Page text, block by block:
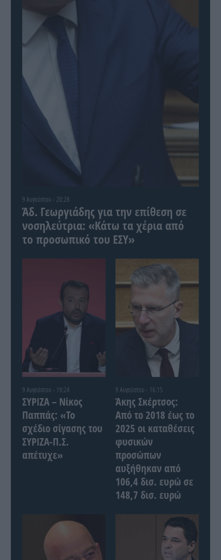
9 Αυγούστου - 20:28
Άδ. Γεωργιάδης για την επίθεση σε
νοσηλεύτρια: «Κάτω τα χέρια από
το προσωπικό του ΕΣΥ»
9 Αυγούστου - 19:24
ΣΥΡΙΖΑ – Νίκος
Παππάς: «Το
σχέδιο σίγασης του
ΣΥΡΙΖΑ-Π.Σ.
απέτυχε»
9 Αυγούστου - 16:15
Άκης Σκέρτσος:
Από το 2018 έως το
2025 οι καταθέσεις
φυσικών
προσώπων
αυξήθηκαν από
106,4 δισ. ευρώ σε
148,7 δισ. ευρώ